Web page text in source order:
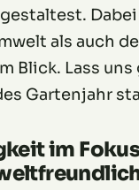
als auch
Blick. Lass
Gartenjahr
im